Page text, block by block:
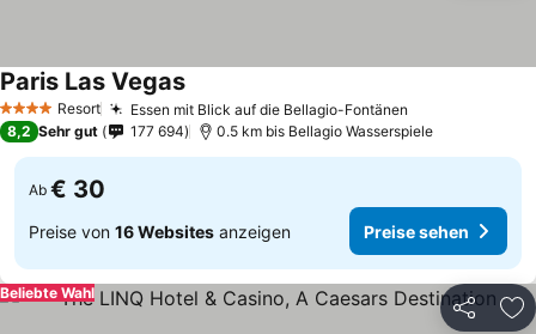
4 Sterne Resort Essen mit Blick auf die Bellagio-Fontänen
Paris Las Vegas
8,2 Sehr gut 177 694 0.5 km bis Bellagio Wasserspiele
Ab € 30
Preise von 16 Websites anzeigen Preise sehen
Teilen
Beliebte Wahl